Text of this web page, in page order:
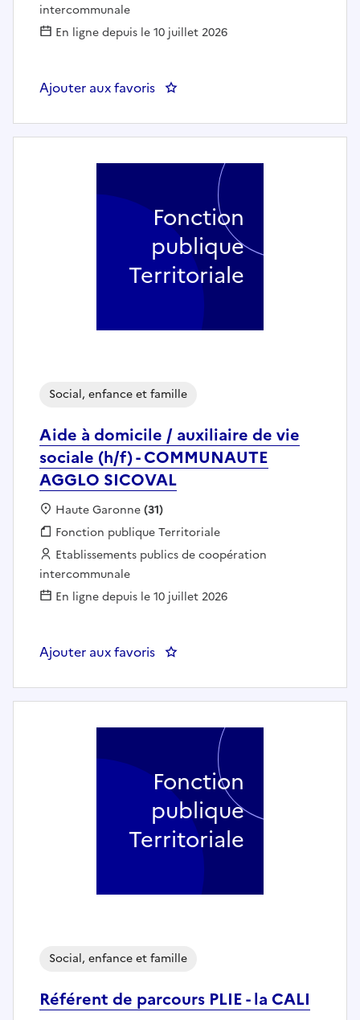
intercommunale
En ligne depuis le 10 juillet 2026
Ajouter aux favoris : Aide à domicile - CIAS DU
Aide à domicile / auxiliaire de vie
sociale (h/f) - COMMUNAUTE
AGGLO SICOVAL
Social, enfance et famille
Localisation :
Haute Garonne(31)
Fonction publique :
Fonction publique Territoriale
Employeur :
Etablissements publics de coopération
intercommunale
En ligne depuis le 10 juillet 2026
Ajouter aux favoris : Aide à domicile / auxiliaire de
Fonction
publique
Territoriale
Référent de parcours PLIE - la CALI
Social, enfance et famille
Fonction
publique
Territoriale